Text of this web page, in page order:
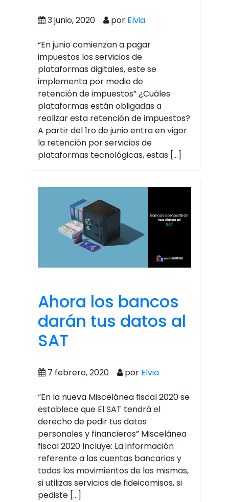
3 junio, 2020 por Elvia
“En junio comienzan a pagar
impuestos los servicios de
plataformas digitales, este se
implementa por medio de
retención de impuestos” ¿Cuáles
plataformas están obligadas a
realizar esta retención de impuestos?
A partir del 1ro de junio entra en vigor
la retención por servicios de
plataformas tecnológicas, estas […]
Ahora los bancos
darán tus datos al
SAT
7 febrero, 2020 por Elvia
“En la nueva Miscelánea fiscal 2020 se
establece que El SAT tendrá el
derecho de pedir tus datos
personales y financieros” Miscelánea
fiscal 2020 Incluye: La información
referente a las cuentas bancarias y
todos los movimientos de las mismas,
si utilizas servicios de fideicomisos, si
pediste […]